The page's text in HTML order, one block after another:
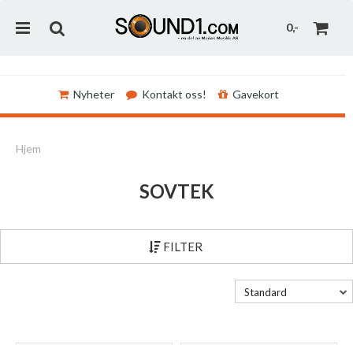
0,-
Nyheter Kontakt oss! Gavekort
Hjem
SOVTEK
FILTER
Standard